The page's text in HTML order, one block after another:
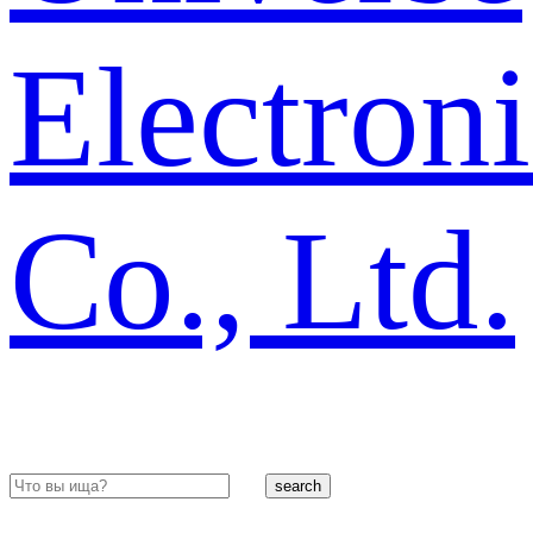
search